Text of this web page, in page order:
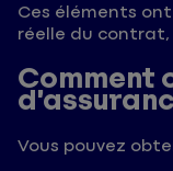
Ces éléments
réelle du
Comment
Vous pouvez